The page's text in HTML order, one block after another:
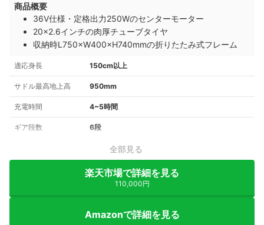
商品概要
36V仕様・定格出力250Wのセンターモーター
20×2.6インチの肉厚チューブタイヤ
収納時L750×W400×H740mmの折りたたみ式フレーム
適応身長 150cm以上
サドル最高地上高 950mm
充電時間 4~5時間
ギア段数 6段
全部見る
楽天市場で詳細を見る
110,000円
Amazonで詳細を見る